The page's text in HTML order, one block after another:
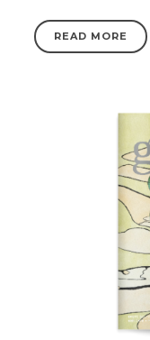
READ MORE